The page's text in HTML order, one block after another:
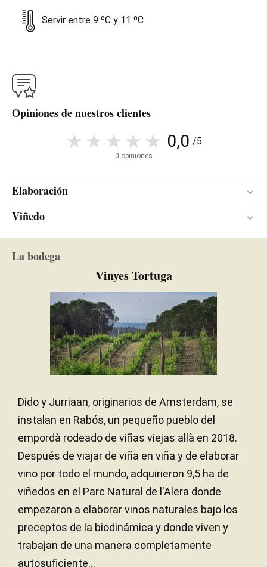
Servir entre 9 ºC y 11 ºC
Opiniones de nuestros clientes
0,0 /5
0 opiniones
Elaboración
PERÍODO DE CRIANZA
EDAD DE LAS BARRICAS Usadas
TIPO DE MADERA
Viñedo
La bodega
Vinyes Tortuga
Dido y Jurriaan, originarios de Amsterdam, se
instalan en Rabós, un pequeño pueblo del
empordà rodeado de viñas viejas allà en 2018.
Después de viajar de viña en viña y de elaborar
vino por todo el mundo, adquirieron 9,5 ha de
viñedos en el Parc Natural de l'Alera donde
empezaron a elaborar vinos naturales bajo los
preceptos de la biodinámica y donde viven y
trabajan de una manera completamente
autosuficiente...